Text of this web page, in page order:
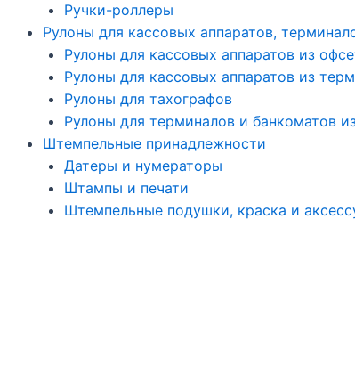
Ручки-роллеры
Рулоны для кассовых аппаратов,
Рулоны для кассовых аппаратов из
Рулоны для кассовых аппаратов из
Рулоны для тахографов
Рулоны для терминалов и банкоматов
Штемпельные принадлежности
Датеры и нумераторы
Штампы и печати
Штемпельные подушки, краска и